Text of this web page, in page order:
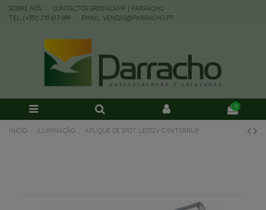
SOBRE NÓS
CONTACTOS GREENCAMP | PARRACHO
TEL: (+351) 219 617 099
EMAIL: VENDAS@PARRACHO.PT
0
INÍCIO ILUMINAÇÃO APLIQUE DE SPOT LED12V C/INTERRUP